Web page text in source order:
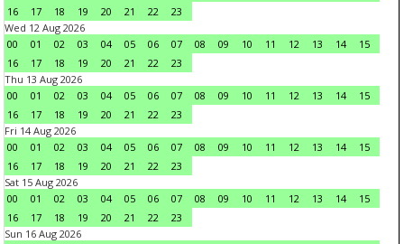
16
17 18 19 20 21 22
23
Wed 12 Aug 2026
00
01 02 03 04 05 06 07 08 09 10 11 12 13 14
15
16
17 18 19 20 21 22
23
Thu 13 Aug 2026
00
01 02 03 04 05 06 07 08 09 10 11 12 13 14
15
16
17 18 19 20 21 22
23
Fri 14 Aug 2026
00
01 02 03 04 05 06 07 08 09 10 11 12 13 14
15
16
17 18 19 20 21 22
23
Sat 15 Aug 2026
00
01 02 03 04 05 06 07 08 09 10 11 12 13 14
15
16
17 18 19 20 21 22
23
Sun 16 Aug 2026